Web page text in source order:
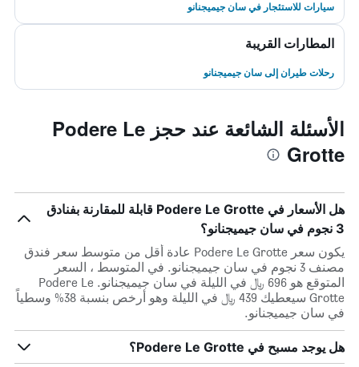
سيارات للاستئجار في سان جيميجنانو
المطارات القريبة
رحلات طيران إلى سان جيميجنانو
الأسئلة الشائعة عند حجز Podere Le
Grotte
هل الأسعار في Podere Le Grotte قابلة للمقارنة بفنادق
3 نجوم في سان جيميجنانو؟
يكون سعر Podere Le Grotte عادة أقل من متوسط ​​سعر فندق
مصنف 3 نجوم في سان جيميجنانو. في المتوسط ، السعر
المتوقع هو 696 ﷼ في الليلة في سان جيميجنانو. Podere Le
Grotte سيعطيك 439 ﷼ في الليلة وهو أرخص بنسبة 38% وسطياً
في سان جيميجنانو.
هل يوجد مسبح في Podere Le Grotte؟